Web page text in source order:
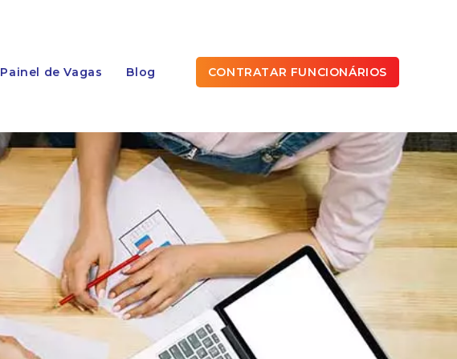
Painel de Vagas Blog CONTRATAR FUNCIONÁRIOS